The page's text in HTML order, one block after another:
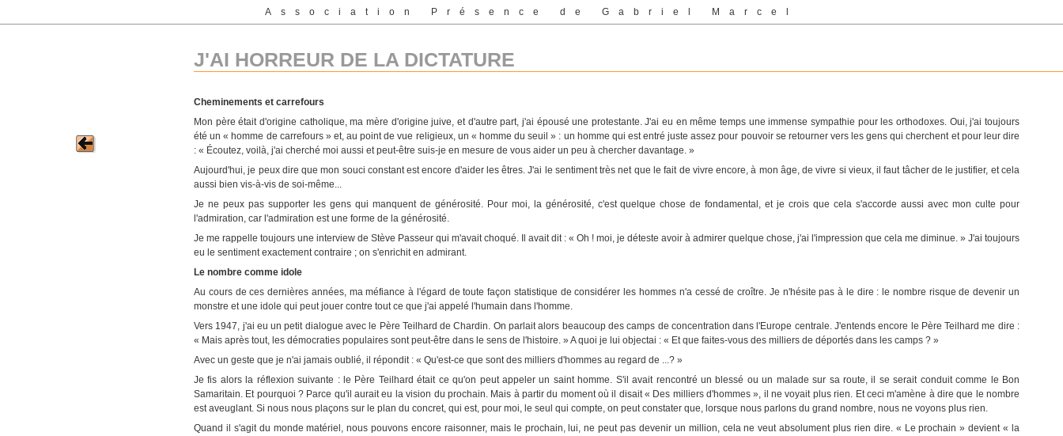
Association Présence de Gabriel Marcel
J'AI HORREUR DE LA DICTATURE
Cheminements et carrefours
Mon père était d'origine catholique, ma mère d'origine juive, et d'autre part, j'ai épousé une protestante. J'ai eu en même temps une immense sympathie pour les orthodoxes. Oui, j'ai toujours
été un « homme de carrefours » et, au point de vue religieux, un « homme du seuil » : un homme qui est entré juste assez pour pouvoir se retourner vers les gens qui cherchent et pour leur dire
: « Écoutez, voilà, j'ai cherché moi aussi et peut-être suis-je en mesure de vous aider un peu à chercher davantage. »
Aujourd'hui, je peux dire que mon souci constant est encore d'aider les êtres. J'ai le sentiment très net que le fait de vivre encore, à mon âge, de vivre si vieux, il faut tâcher de le justifier, et cela
aussi bien vis-à-vis de soi-même...
Je ne peux pas supporter les gens qui manquent de générosité. Pour moi, la générosité, c'est quelque chose de fondamental, et je crois que cela s'accorde aussi avec mon culte pour
l'admiration, car l'admiration est une forme de la générosité.
Je me rappelle toujours une interview de Stève Passeur qui m'avait choqué. Il avait dit : « Oh ! moi, je déteste avoir à admirer quelque chose, j'ai l'impression que cela me diminue. » J'ai toujours
eu le sentiment exactement contraire ; on s'enrichit en admirant.
Le nombre comme idole
Au cours de ces dernières années, ma méfiance à l'égard de toute façon statistique de considérer les hommes n'a cessé de croître. Je n'hésite pas à le dire : le nombre risque de devenir un
monstre et une idole qui peut jouer contre tout ce que j'ai appelé l'humain dans l'homme.
Vers 1947, j'ai eu un petit dialogue avec le Père Teilhard de Chardin. On parlait alors beaucoup des camps de concentration dans l'Europe centrale. J'entends encore le Père Teilhard me dire :
« Mais après tout, les démocraties populaires sont peut-être dans le sens de l'histoire. » A quoi je lui objectai : « Et que faites-vous des milliers de déportés dans les camps ? »
Avec un geste que je n'ai jamais oublié, il répondit : « Qu'est-ce que sont des milliers d'hommes au regard de ...? »
Je fis alors la réflexion suivante : le Père Teilhard était ce qu'on peut appeler un saint homme. S'il avait rencontré un blessé ou un malade sur sa route, il se serait conduit comme le Bon
Samaritain. Et pourquoi ? Parce qu'il aurait eu la vision du prochain. Mais à partir du moment où il disait « Des milliers d'hommes », il ne voyait plus rien. Et ceci m'amène à dire que le nombre
est aveuglant. Si nous nous plaçons sur le plan du concret, qui est, pour moi, le seul qui compte, on peut constater que, lorsque nous parlons du grand nombre, nous ne voyons plus rien.
Quand il s'agit du monde matériel, nous pouvons encore raisonner, mais le prochain, lui, ne peut pas devenir un million, cela ne veut absolument plus rien dire. « Le prochain » devient « la